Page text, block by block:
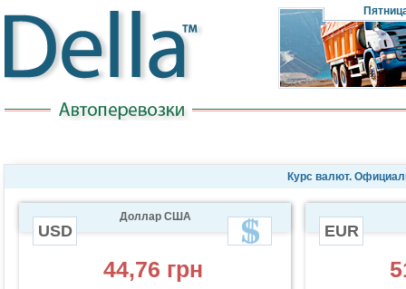
Курс валют.
Доллар США
USD
44,76 грн
EUR